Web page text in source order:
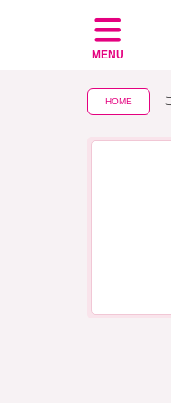
MENU
HOME